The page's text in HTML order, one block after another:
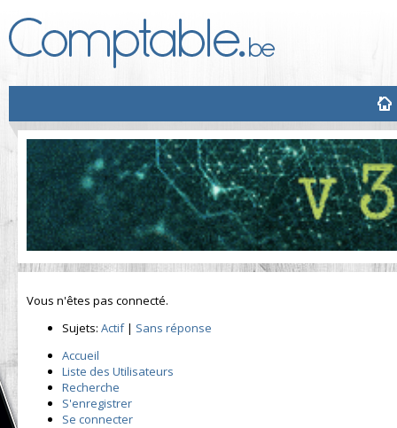
Vous n'êtes pas connecté.
Sujets: Actif| Sans réponse
Accueil
Liste des Utilisateurs
Recherche
S'enregistrer
Se connecter